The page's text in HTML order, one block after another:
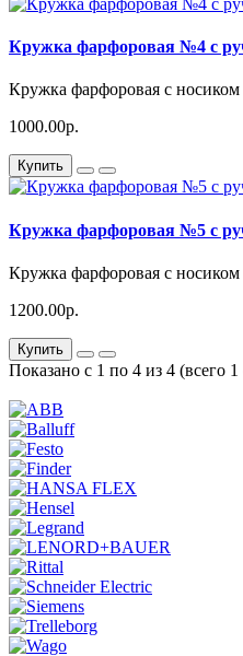
Кружка фарфоровая №4 с
Кружка фарфоровая с
1000.00р.
Купить
Кружка фарфоровая №5 с
Кружка фарфоровая с
1200.00р.
Купить
Показано с 1 по 4 из 4 (всего